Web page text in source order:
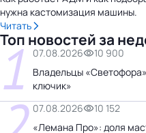
нужна кастомизация машины.
Читать
Топ новостей за
1 07.08.2026
10 900
Владельцы
ключик»
07.08.2026
10 152
«Лемана Про»: доля